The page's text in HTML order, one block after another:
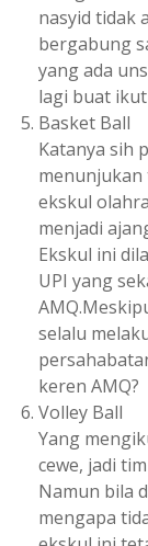
nasyid tidak
bergabung
yang ada
lagi buat
Basket Ball
Katanya sih
menunjukan
ekskul
menjadi
Ekskul ini
UPI yang
selalu
keren AMQ?
Volley Ball
Yang
cewe, jadi
Namun bila
mengapa